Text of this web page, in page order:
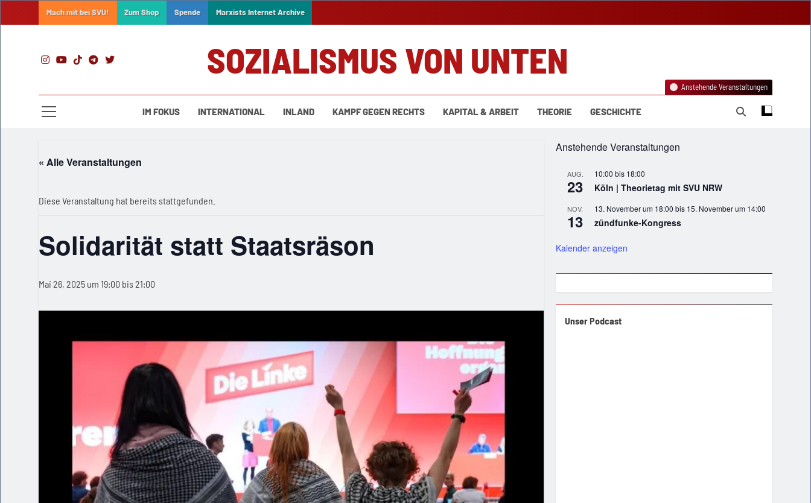
Mach mit bei SVU! Zum Shop Spende Marxists Internet Archive
SOZIALISMUS VON UNTEN
IM FOKUS INTERNATIONAL INLAND KAMPF GEGEN RECHTS KAPITAL & ARBEIT THEORIE GESCHICHTE
Anstehende Veranstaltungen
« Alle Veranstaltungen
Diese Veranstaltung hat bereits stattgefunden.
Solidarität statt Staatsräson
Mai 26, 2025 um 19:00 bis21:00
Anstehende Veranstaltungen
AUG.
23
10:00 bis 18:00
Köln | Theorietag mit SVU NRW
NOV.
13
13. November um 18:00 bis 15. November um 14:00
zündfunke-Kongress
Kalender anzeigen
Unser Podcast